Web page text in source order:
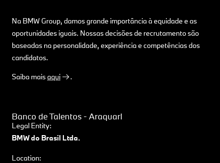
Na BMW Group, damos grande importância à equidade e as
oportunidades iguais. Nossas decisões de recrutamento são
baseadas na personalidade, experiência e competências dos
candidatos.
Saiba maisaqui .
Banco de Talentos - Araquari
Legal Entity:
BMW do Brasil Ltda.
Location: